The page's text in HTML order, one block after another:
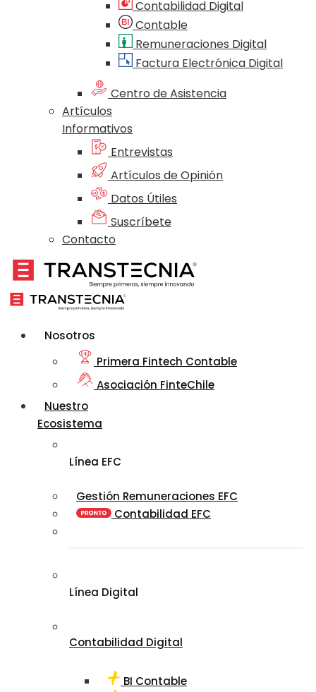
Contabilidad Digital
Contable
Remuneraciones Digital
Factura Electrónica Digital
Centro de Asistencia
Artículos
Informativos
Entrevistas
Artículos de Opinión
Datos Útiles
Suscríbete
Contacto
Nosotros
Primera Fintech Contable
Asociación FinteChile
Nuestro
Ecosistema
Línea EFC
Gestión Remuneraciones EFC
Contabilidad EFC
Línea Digital
Contabilidad Digital
BI Contable